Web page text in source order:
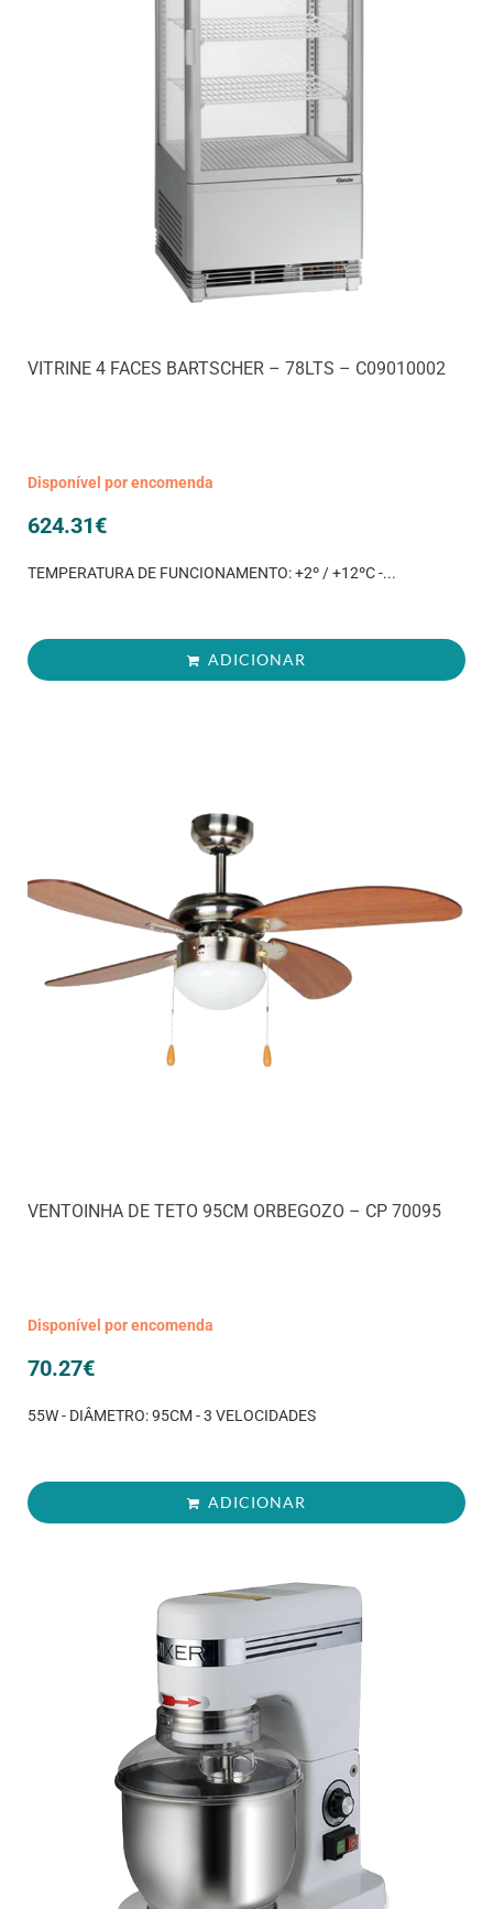
VITRINE 4 FACES BARTSCHER – 78LTS – C09010002
Disponível por encomenda
624.31€
TEMPERATURA DE FUNCIONAMENTO: +2º / +12ºC -...
ADICIONAR
VENTOINHA DE TETO 95CM ORBEGOZO – CP 70095
Disponível por encomenda
70.27€
55W - DIÂMETRO: 95CM - 3 VELOCIDADES
ADICIONAR